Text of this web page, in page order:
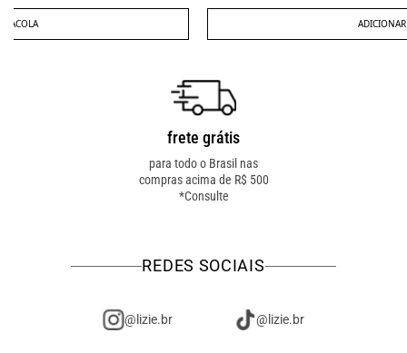
frete grátis
para todo o Brasil nas
compras acima de R$ 500
*Consulte
REDES SOCIAIS
@lizie.br @lizie.br